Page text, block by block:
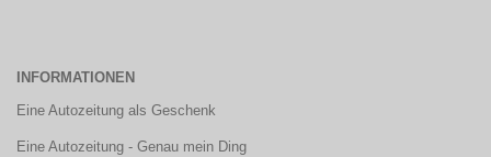
INFORMATIONEN
Eine Autozeitung als Geschenk
Eine Autozeitung - Genau mein Ding